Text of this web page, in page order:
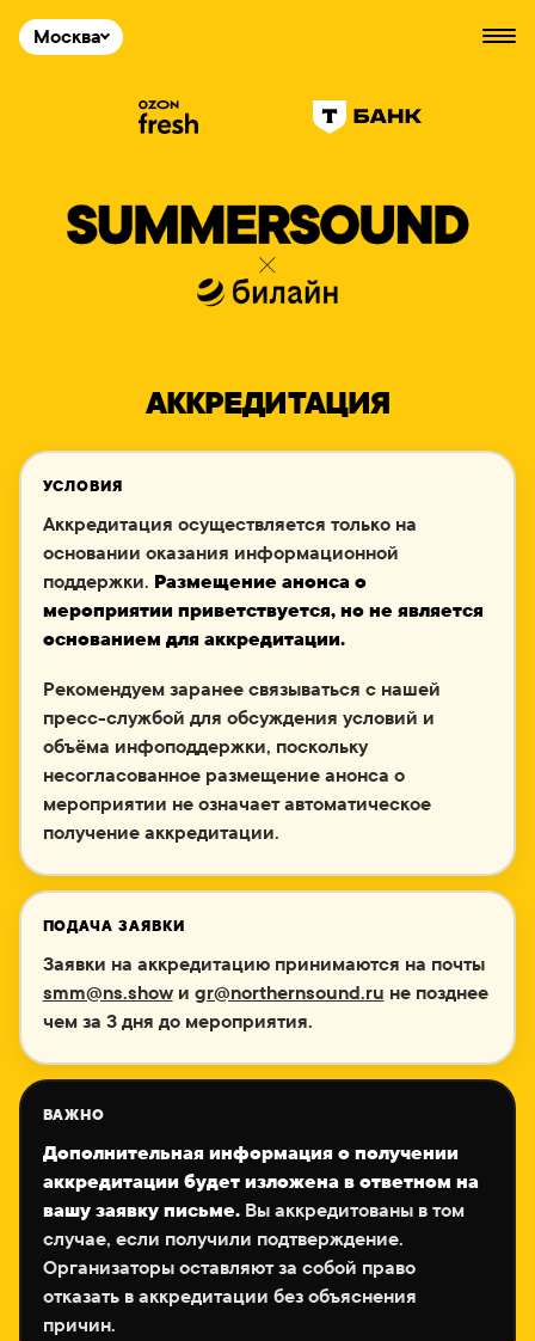
Москва
АККРЕДИТАЦИЯ
УСЛОВИЯ
Аккредитация осуществляется только на
основании оказания информационной
поддержки. Размещение анонса о
мероприятии приветствуется, но не является
основанием для аккредитации.
Рекомендуем заранее связываться с нашей
пресс-службой для обсуждения условий и
объёма инфоподдержки, поскольку
несогласованное размещение анонса о
мероприятии не означает автоматическое
получение аккредитации.
ПОДАЧА ЗАЯВКИ
Заявки на аккредитацию принимаются на почты
smm@ns.showи gr@northernsound.ru не позднее
чем за 3 дня до мероприятия.
ВАЖНО
Дополнительная информация о получении
аккредитации будет изложена в ответном на
вашу заявку письме.Вы аккредитованы в том
случае, если получили подтверждение.
Организаторы оставляют за собой право
отказать в аккредитации без объяснения
причин.